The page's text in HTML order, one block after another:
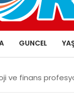
GUNCEL
ve finans